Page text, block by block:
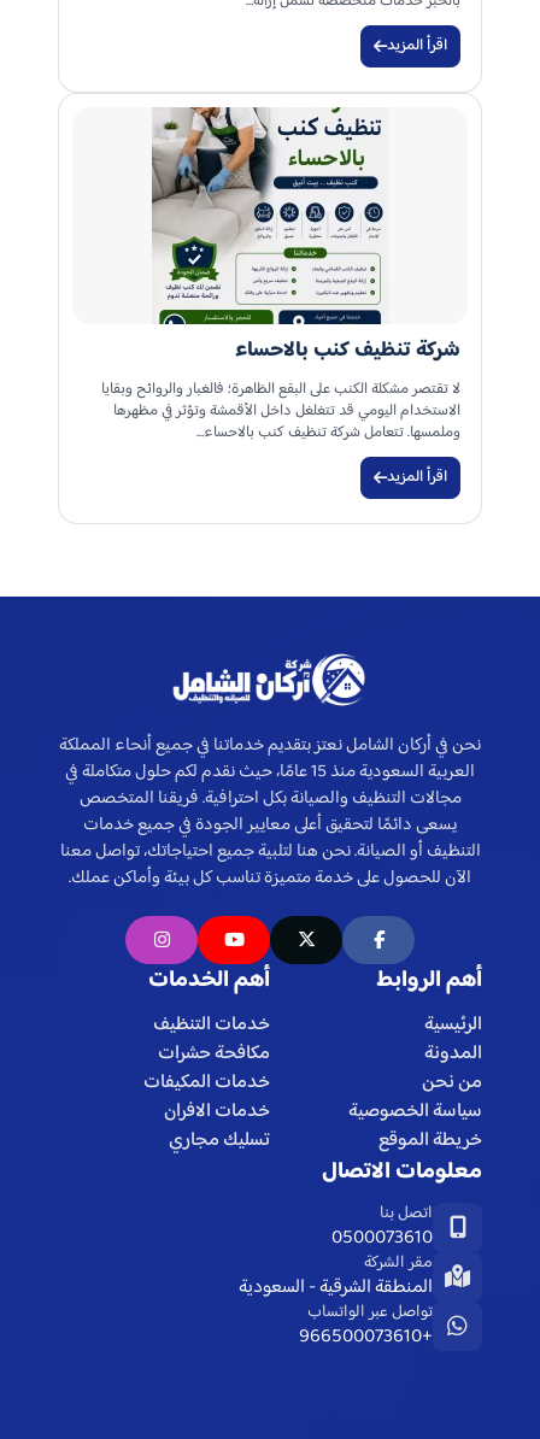
اقرأ المزيد
شركة تنظيف كنب بالاحساء
لا تقتصر مشكلة الكنب على البقع الظاهرة؛ فالغبار والروائح وبقايا
الاستخدام اليومي قد تتغلغل داخل الأقمشة وتؤثر في مظهرها
وملمسها. تتعامل شركة تنظيف كنب بالاحساء…
اقرأ المزيد
نحن في أركان الشامل نعتز بتقديم خدماتنا في جميع أنحاء المملكة
العربية السعودية منذ 15 عامًا، حيث نقدم لكم حلول متكاملة في
مجالات التنظيف والصيانة بكل احترافية. فريقنا المتخصص
يسعى دائمًا لتحقيق أعلى معايير الجودة في جميع خدمات
التنظيف أو الصيانة. نحن هنا لتلبية جميع احتياجاتك، تواصل معنا
الآن للحصول على خدمة متميزة تناسب كل بيئة وأماكن عملك.
أهم الروابط
الرئيسية
المدونة
من نحن
سياسة الخصوصية
خريطة الموقع
أهم الخدمات
خدمات التنظيف
مكافحة حشرات
خدمات المكيفات
خدمات الافران
تسليك مجاري
معلومات الاتصال
اتصل بنا
0500073610
مقر الشركة
المنطقة الشرقية - السعودية
تواصل عبر الواتساب
+966500073610